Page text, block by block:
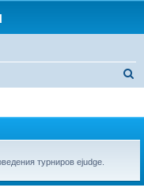
турниров ejudge.